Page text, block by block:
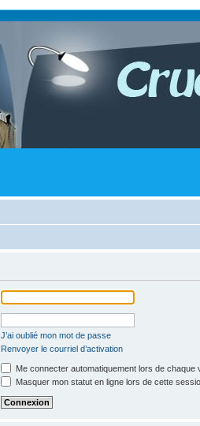
J’ai oublié mon mot de passe
Renvoyer le courriel d’activation
Me connecter automatiquement lors de chaque
Masquer mon statut en ligne lors de cette